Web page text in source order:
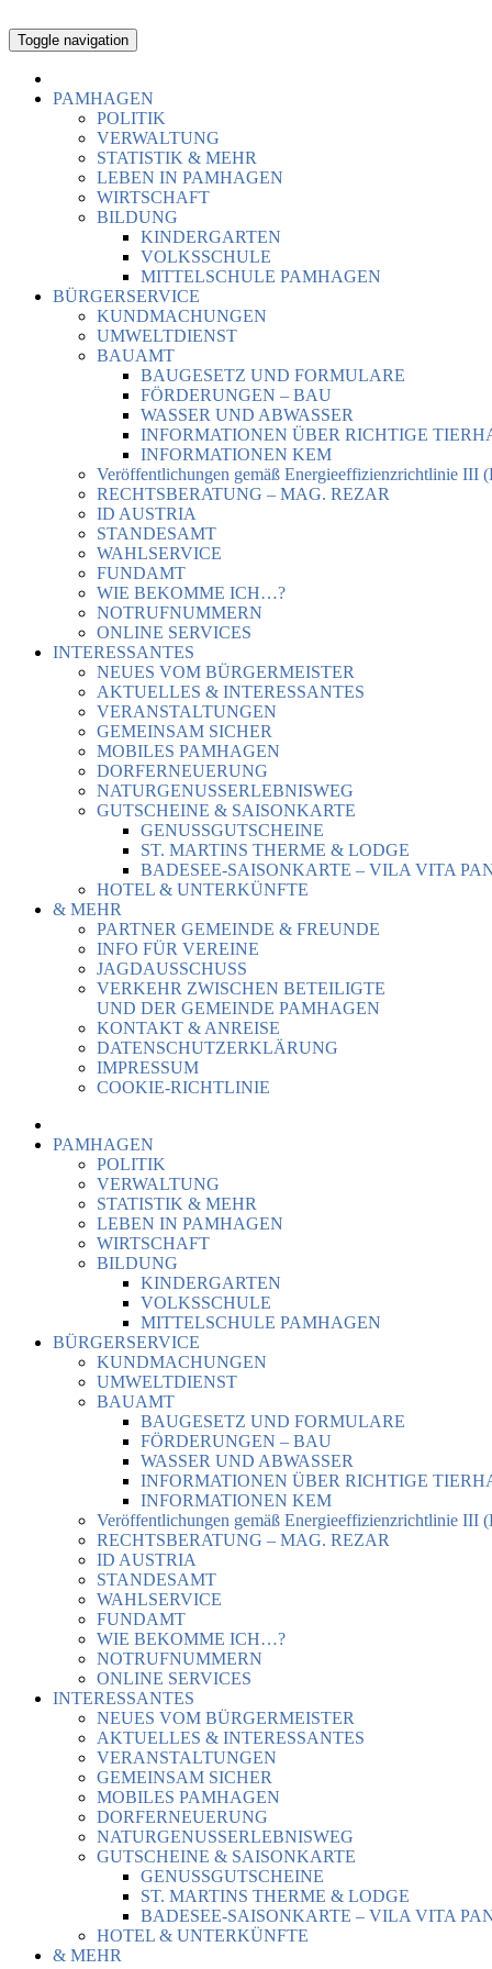
Toggle navigation
PAMHAGEN
POLITIK
VERWALTUNG
STATISTIK & MEHR
LEBEN IN PAMHAGEN
WIRTSCHAFT
BILDUNG
KINDERGARTEN
VOLKSSCHULE
MITTELSCHULE PAMHAGEN
BÜRGERSERVICE
KUNDMACHUNGEN
UMWELTDIENST
BAUAMT
BAUGESETZ UND FORMULARE
FÖRDERUNGEN – BAU
WASSER UND ABWASSER
INFORMATIONEN ÜBER RICHTIGE
INFORMATIONEN KEM
Veröffentlichungen gemäß Energieeffizienzrichtlinie III
RECHTSBERATUNG – MAG. REZAR
ID AUSTRIA
STANDESAMT
WAHLSERVICE
FUNDAMT
WIE BEKOMME ICH…?
NOTRUFNUMMERN
ONLINE SERVICES
INTERESSANTES
NEUES VOM BÜRGERMEISTER
AKTUELLES & INTERESSANTES
VERANSTALTUNGEN
GEMEINSAM SICHER
MOBILES PAMHAGEN
DORFERNEUERUNG
NATURGENUSSERLEBNISWEG
GUTSCHEINE & SAISONKARTE
GENUSSGUTSCHEINE
ST. MARTINS THERME & LODGE
BADESEE-SAISONKARTE – VILA VITA
HOTEL & UNTERKÜNFTE
& MEHR
PARTNER GEMEINDE & FREUNDE
INFO FÜR VEREINE
JAGDAUSSCHUSS
VERKEHR ZWISCHEN BETEILIGTE
UND DER GEMEINDE PAMHAGEN
KONTAKT & ANREISE
DATENSCHUTZERKLÄRUNG
IMPRESSUM
COOKIE-RICHTLINIE
PAMHAGEN
POLITIK
VERWALTUNG
STATISTIK & MEHR
LEBEN IN PAMHAGEN
WIRTSCHAFT
BILDUNG
KINDERGARTEN
VOLKSSCHULE
MITTELSCHULE PAMHAGEN
BÜRGERSERVICE
KUNDMACHUNGEN
UMWELTDIENST
BAUAMT
BAUGESETZ UND FORMULARE
FÖRDERUNGEN – BAU
WASSER UND ABWASSER
INFORMATIONEN ÜBER RICHTIGE
INFORMATIONEN KEM
Veröffentlichungen gemäß Energieeffizienzrichtlinie III
RECHTSBERATUNG – MAG. REZAR
ID AUSTRIA
STANDESAMT
WAHLSERVICE
FUNDAMT
WIE BEKOMME ICH…?
NOTRUFNUMMERN
ONLINE SERVICES
INTERESSANTES
NEUES VOM BÜRGERMEISTER
AKTUELLES & INTERESSANTES
VERANSTALTUNGEN
GEMEINSAM SICHER
MOBILES PAMHAGEN
DORFERNEUERUNG
NATURGENUSSERLEBNISWEG
GUTSCHEINE & SAISONKARTE
GENUSSGUTSCHEINE
ST. MARTINS THERME & LODGE
BADESEE-SAISONKARTE – VILA VITA
HOTEL & UNTERKÜNFTE
& MEHR